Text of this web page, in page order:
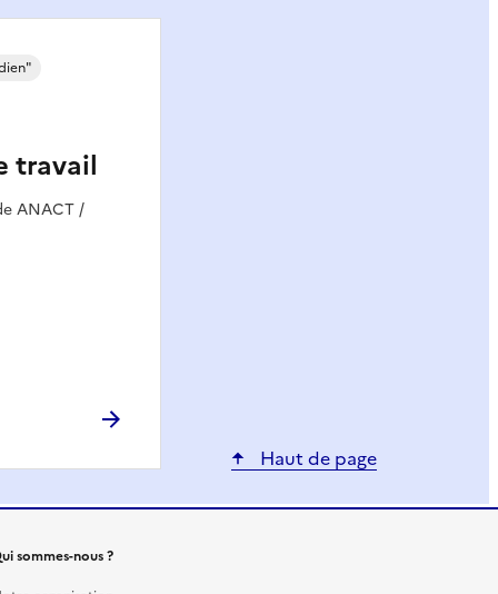
travail
ANACT /
Haut de page
sommes-nous ?